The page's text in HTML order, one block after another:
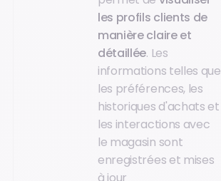
les profils clients de
manière claire et
détaillée. Les
informations telles que
les préférences, les
historiques d'achats et
les interactions avec
le magasin sont
enregistrées et mises